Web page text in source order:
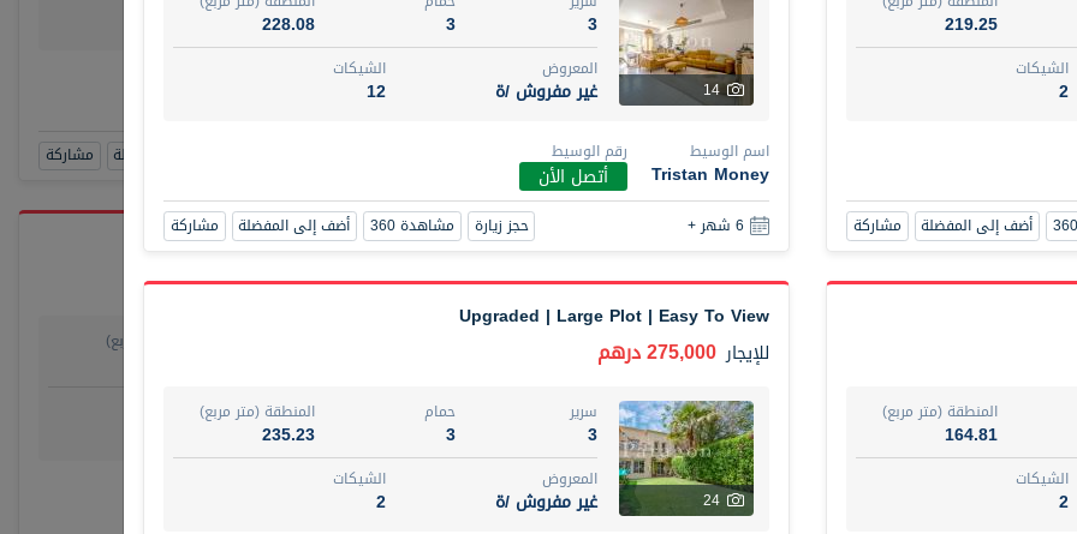
7
4
اسم الوسيط
مصعب مهدى محمد عبدالرسول
رقم الوسيط
أتصل الأن
6 شهر + أضف إلى المفضلة مشاركة
New Studio for rent
شقةللإيجار 48,000 درهم
3
المنطقة (متر مربع)
الشيكات
4
اسم الوسيط
TAKOUHI DIT TAMAR DAKESSIAN أتصل الأن
219.25
الشيكات
2
أضف إلى المفضلة مشاركة
14
3
3
228.08
المعروض
غير مفروش /ة
الشيكات
12
اسم الوسيط
Tristan Money
رقم الوسيط
أتصل الأن
6 شهر + حجز زيارة مشاهدة 360 أضف إلى المفضلة مشاركة
المنطقة (متر مربع)
164.81
الشيكات
2
Upgraded | Large Plot | Easy To View
للإيجار 275,000 درهم
24
سرير
3
حمام
3
المنطقة (متر مربع)
235.23
المعروض
غير مفروش /ة
الشيكات
2